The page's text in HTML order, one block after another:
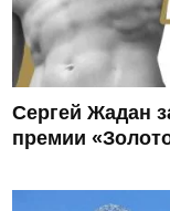
Сергей Жадан
премии